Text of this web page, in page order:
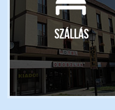
Szállás